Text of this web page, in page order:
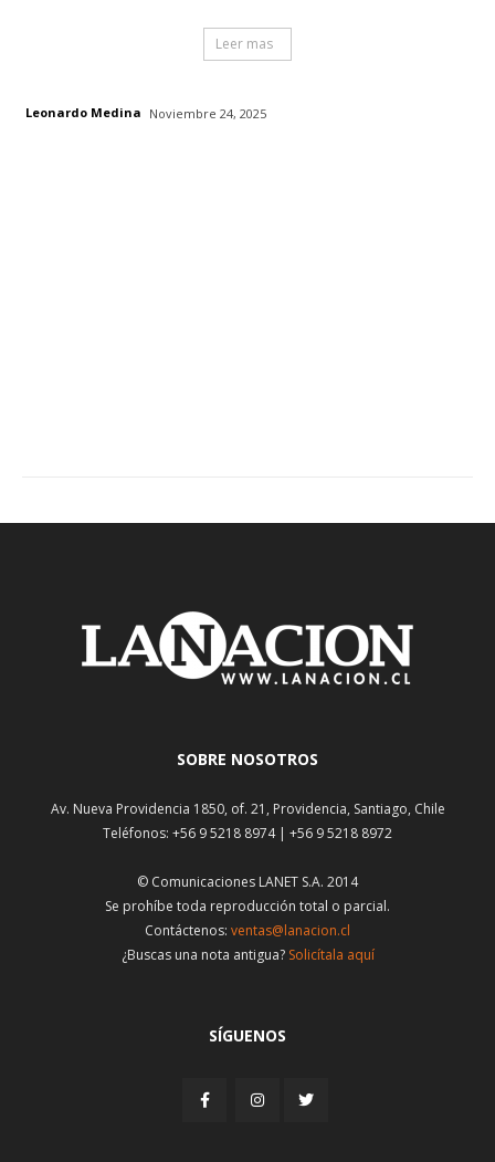
Leer mas
Leonardo Medina Noviembre 24, 2025
SOBRE NOSOTROS
Av. Nueva Providencia 1850, of. 21, Providencia, Santiago, Chile
Teléfonos: +56 9 5218 8974 | +56 9 5218 8972
© Comunicaciones LANET S.A. 2014
Se prohíbe toda reproducción total o parcial.
Contáctenos: ventas@lanacion.cl
¿Buscas una nota antigua? Solicítala aquí
SÍGUENOS